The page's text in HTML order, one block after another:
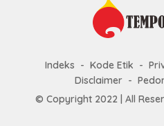
Indeks Kode Etik
Disclaimer
© Copyright 2022 | All